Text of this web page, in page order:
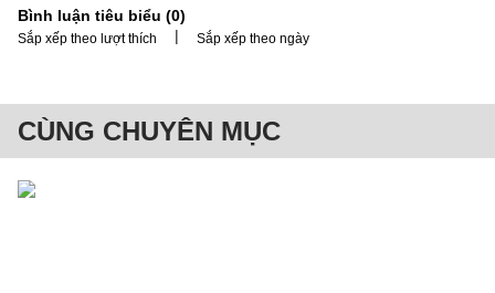
Bình luận tiêu biểu (0)
Sắp xếp theo lượt thích | Sắp xếp theo ngày
CÙNG CHUYÊN MỤC